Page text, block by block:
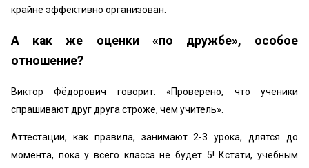
крайне эффективно организован.
А как же оценки «по дружбе», особое
отношение?
Виктор Фёдорович говорит: «Проверено, что ученики
спрашивают друг друга строже, чем учитель».
Аттестации, как правила, занимают 2-3 урока, длятся до
момента, пока у всего класса не будет 5! Кстати, учебным